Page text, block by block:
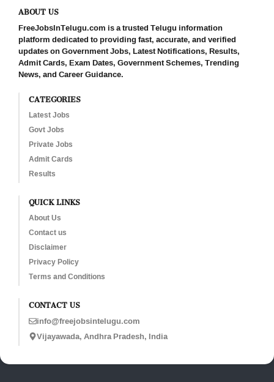
ABOUT US
FreeJobsInTelugu.com is a trusted Telugu information
platform dedicated to providing fast, accurate, and verified
updates on Government Jobs, Latest Notifications, Results,
Admit Cards, Exam Dates, Government Schemes, Trending
News, and Career Guidance.
CATEGORIES
Latest Jobs
Govt Jobs
Private Jobs
Admit Cards
Results
QUICK LINKS
About Us
Contact us
Disclaimer
Privacy Policy
Terms and Conditions
CONTACT US
info@freejobsintelugu.com
Vijayawada, Andhra Pradesh, India